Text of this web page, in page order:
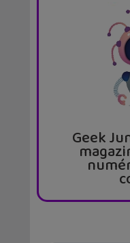
Geek